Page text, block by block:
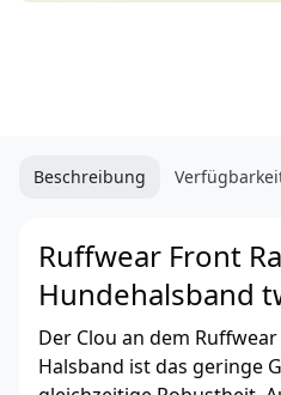
Beschreibung
Ruffwear Front
Hundehalsband
Der Clou an dem
Halsband ist das geringe